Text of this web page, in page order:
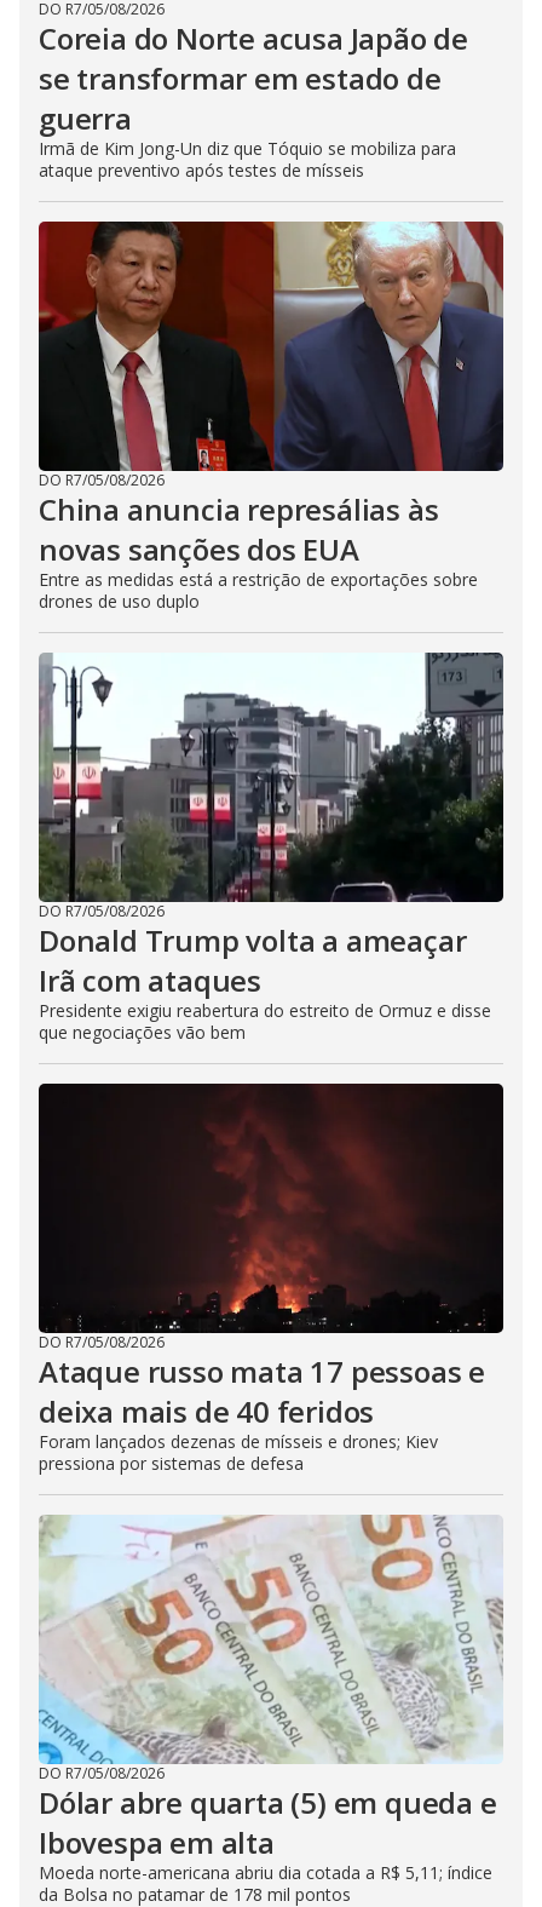
DO R7/05/08/2026
Coreia do Norte acusa Japão de
se transformar em estado de
guerra
Irmã de Kim Jong-Un diz que Tóquio se mobiliza para
ataque preventivo após testes de mísseis
DO R7/05/08/2026
China anuncia represálias às
novas sanções dos EUA
Entre as medidas está a restrição de exportações sobre
drones de uso duplo
DO R7/05/08/2026
Donald Trump volta a ameaçar
Irã com ataques
Presidente exigiu reabertura do estreito de Ormuz e disse
que negociações vão bem
DO R7/05/08/2026
Ataque russo mata 17 pessoas e
deixa mais de 40 feridos
Foram lançados dezenas de mísseis e drones; Kiev
pressiona por sistemas de defesa
DO R7/05/08/2026
Dólar abre quarta (5) em queda e
Ibovespa em alta
Moeda norte-americana abriu dia cotada a R$ 5,11; índice
da Bolsa no patamar de 178 mil pontos